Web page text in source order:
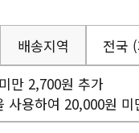
배송지역 전국
만 2,700원 추가
용하여 20,000원